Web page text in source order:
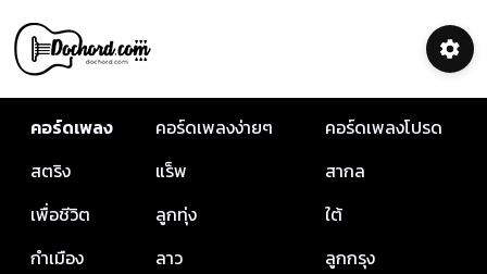
คอร์ดเพลง คอร์ดเพลงง่ายๆ
คอร์ดเพลงโปรด
สตริง
แร็พ
สากล
เพื่อชีวิต
ลูกทุ่ง
ใต้
กำเมือง
ลาว
ลูกกรุง